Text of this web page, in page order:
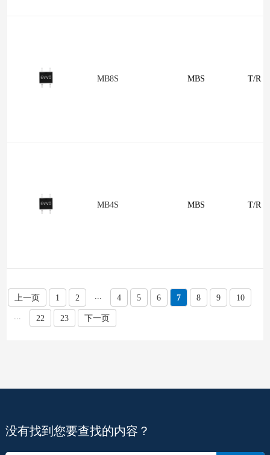
MB8S MBS T/R
MB4S MBS T/R
上一页 1 2 4 5 6 7 8 9 10
22 23 下一页
没有找到您要查找的内容？